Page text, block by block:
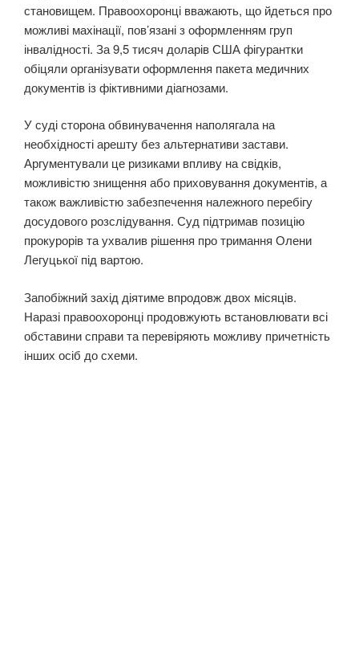
становищем. Правоохоронці вважають, що йдеться про
можливі махінації, пов’язані з оформленням груп
інвалідності. За 9,5 тисяч доларів США фігурантки
обіцяли організувати оформлення пакета медичних
документів із фіктивними діагнозами.
У суді сторона обвинувачення наполягала на
необхідності арешту без альтернативи застави.
Аргументували це ризиками впливу на свідків,
можливістю знищення або приховування документів, а
також важливістю забезпечення належного перебігу
досудового розслідування. Суд підтримав позицію
прокурорів та ухвалив рішення про тримання Олени
Легуцької під вартою.
Запобіжний захід діятиме впродовж двох місяців.
Наразі правоохоронці продовжують встановлювати всі
обставини справи та перевіряють можливу причетність
інших осіб до схеми.